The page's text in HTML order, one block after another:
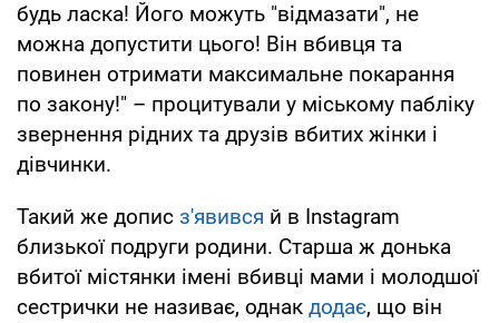
будь ласка! Його можуть "відмазати", не
можна допустити цього! Він вбивця та
повинен отримати максимальне покарання
по закону!" – процитували у міському пабліку
звернення рідних та друзів вбитих жінки і
дівчинки.
Такий же допис з'явився й в Instagram
близької подруги родини. Старша ж донька
вбитої містянки імені вбивці мами і молодшої
сестрички не називає, однак додає, що він